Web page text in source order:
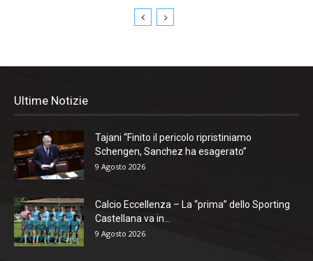
Ultime Notizie
Tajani “Finito il pericolo ripristiniamo
Schengen, Sanchez ha esagerato”
9 Agosto 2026
Calcio Eccellenza – La “prima” dello Sporting
Castellana va in...
9 Agosto 2026